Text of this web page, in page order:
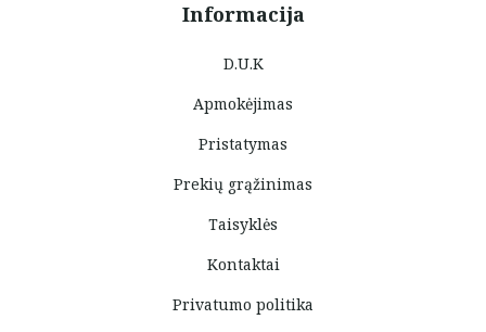
Informacija
D.U.K
Apmokėjimas
Pristatymas
Prekių grąžinimas
Taisyklės
Kontaktai
Privatumo politika